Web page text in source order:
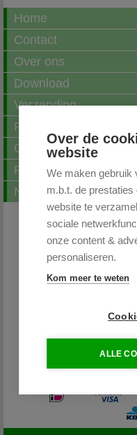
Over de
website
We maken gebruik
m.b.t. de
website te
sociale
onze content &
personaliseren.
Kom meer te weten
ALLE
Home
Contact
Over ons
Download
Verzending
Fotoalbum
Openingstijden
FAQ
Nieuwsbrief